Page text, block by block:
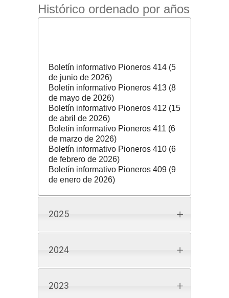
Histórico ordenado por años
Boletín informativo Pioneros 414 (5
de junio de 2026)
Boletín informativo Pioneros 413 (8
de mayo de 2026)
Boletín informativo Pioneros 412 (15
de abril de 2026)
Boletín informativo Pioneros 411 (6
de marzo de 2026)
Boletín informativo Pioneros 410 (6
de febrero de 2026)
Boletín informativo Pioneros 409 (9
de enero de 2026)
2025
2024
2023